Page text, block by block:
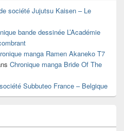
société Jujutsu Kaisen – Le
bande dessinée L’Académie
manga Ramen Akaneko T7
Chronique manga Bride Of The
Subbuteo France – Belgique